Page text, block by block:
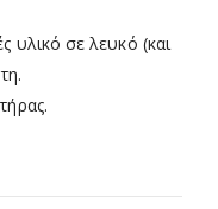
υλικό σε λευκό (και